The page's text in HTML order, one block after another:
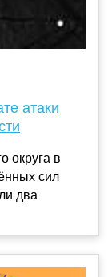
атаки
округа в
сил
два